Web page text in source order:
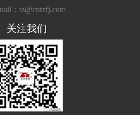
：tz@cntzfj.com
关注我们